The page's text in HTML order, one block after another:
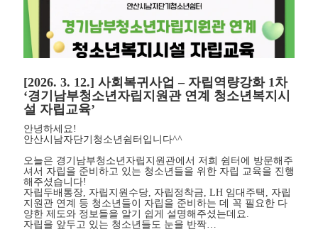
[2026. 3. 12.] 사회복귀사업 – 자립역량강화 1차
‘경기남부청소년자립지원관 연계 청소년복지시
설 자립교육’
안녕하세요!
안산시남자단기청소년쉼터입니다^^
오늘은 경기남부청소년자립지원관에서 저희 쉼터에 방문해주
셔서 자립을 준비하고 있는 청소년들을 위한 자립 교육을 진행
해주셨습니다!
자립두배통장, 자립지원수당, 자립정착금, LH 임대주택, 자립
지원관 연계 등 청소년들이 자립을 준비하는 데 꼭 필요한 다
양한 제도와 정보들을 알기 쉽게 설명해주셨는데요.
자립을 앞두고 있는 청소년들도 눈을 반짝…